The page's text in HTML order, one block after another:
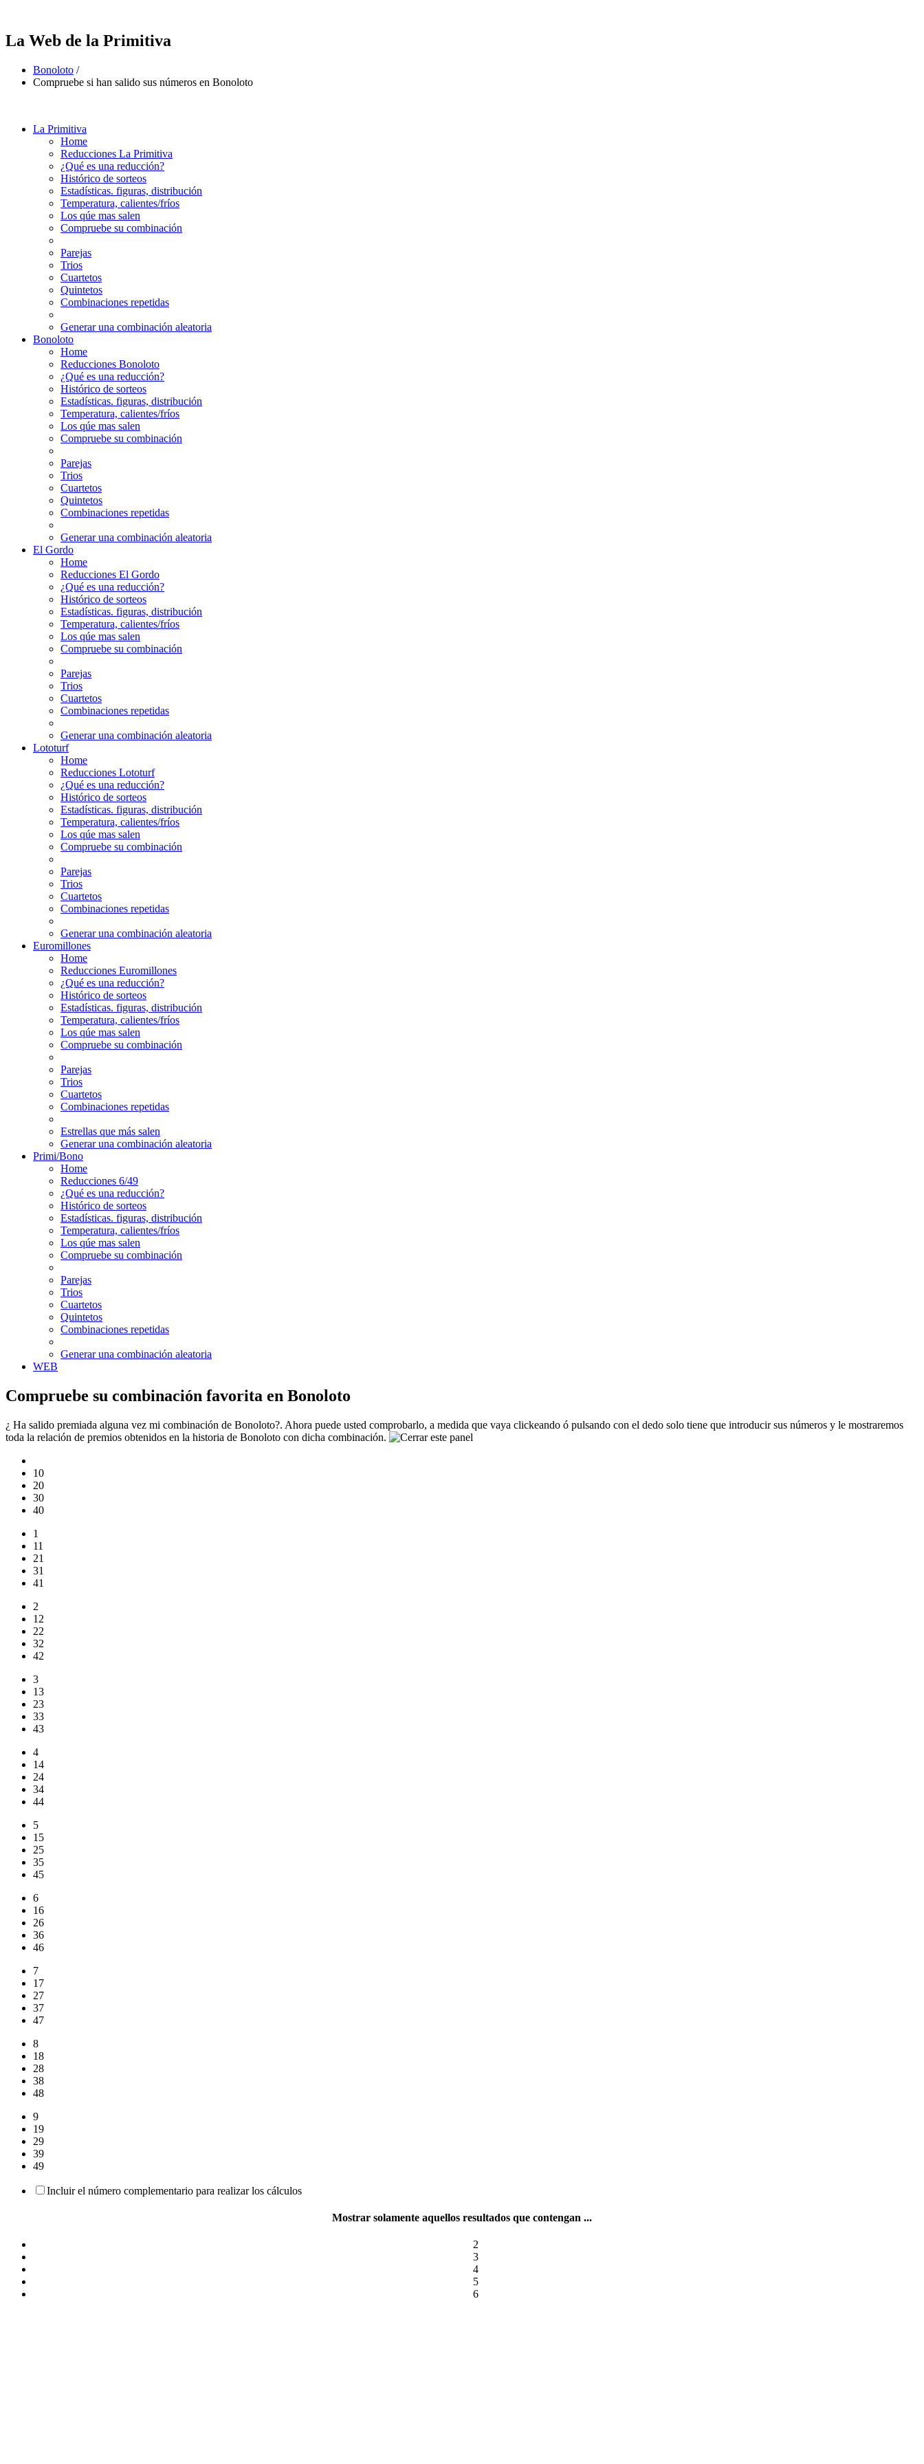
La Web de la Primitiva
Bonoloto /
Compruebe si han salido sus números en Bonoloto
La Primitiva
Home
Reducciones La Primitiva
¿Qué es una reducción?
Histórico de sorteos
Estadísticas. figuras, distribución
Temperatura, calientes/fríos
Los qúe mas salen
Compruebe su combinación
Parejas
Trios
Cuartetos
Quintetos
Combinaciones repetidas
Generar una combinación aleatoria
Bonoloto
Home
Reducciones Bonoloto
¿Qué es una reducción?
Histórico de sorteos
Estadísticas. figuras, distribución
Temperatura, calientes/fríos
Los qúe mas salen
Compruebe su combinación
Parejas
Trios
Cuartetos
Quintetos
Combinaciones repetidas
Generar una combinación aleatoria
El Gordo
Home
Reducciones El Gordo
¿Qué es una reducción?
Histórico de sorteos
Estadísticas. figuras, distribución
Temperatura, calientes/fríos
Los qúe mas salen
Compruebe su combinación
Parejas
Trios
Cuartetos
Combinaciones repetidas
Generar una combinación aleatoria
Lototurf
Home
Reducciones Lototurf
¿Qué es una reducción?
Histórico de sorteos
Estadísticas. figuras, distribución
Temperatura, calientes/fríos
Los qúe mas salen
Compruebe su combinación
Parejas
Trios
Cuartetos
Combinaciones repetidas
Generar una combinación aleatoria
Euromillones
Home
Reducciones Euromillones
¿Qué es una reducción?
Histórico de sorteos
Estadísticas. figuras, distribución
Temperatura, calientes/fríos
Los qúe mas salen
Compruebe su combinación
Parejas
Trios
Cuartetos
Combinaciones repetidas
Estrellas que más salen
Generar una combinación aleatoria
Primi/Bono
Home
Reducciones 6/49
¿Qué es una reducción?
Histórico de sorteos
Estadísticas. figuras, distribución
Temperatura, calientes/fríos
Los qúe mas salen
Compruebe su combinación
Parejas
Trios
Cuartetos
Quintetos
Combinaciones repetidas
Generar una combinación aleatoria
WEB
Compruebe su combinación favorita en Bonoloto
¿ Ha salido premiada alguna vez mi combinación de Bonoloto?. Ahora puede usted comprobarlo, a medida que vaya clickeando ó pulsando con el dedo solo tiene que introducir sus números y le mostraremos
toda la relación de premios obtenidos en la historia de Bonoloto con dicha combinación.
10
20
30
40
1
11
21
31
41
2
12
22
32
42
3
13
23
33
43
4
14
24
34
44
5
15
25
35
45
6
16
26
36
46
7
17
27
37
47
8
18
28
38
48
9
19
29
39
49
Incluir el número complementario para realizar los cálculos
Mostrar solamente aquellos resultados que contengan ...
2
3
4
5
6